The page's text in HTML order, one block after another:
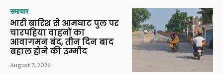
समाचार
भारी बारिश से आमघाट पुल पर
चारपहिया वाहनों का
आवागमन बंद, तीन दिन बाद
बहाल होने की उम्मीद
August 7, 2026